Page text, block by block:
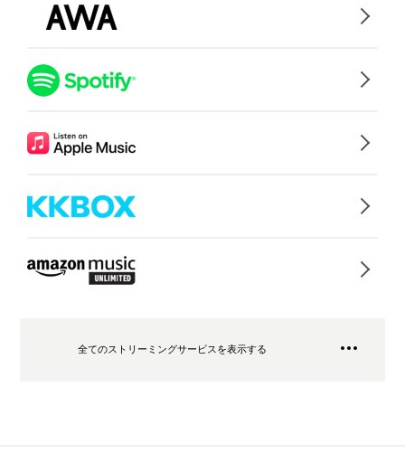
全てのストリーミングサービスを表示する